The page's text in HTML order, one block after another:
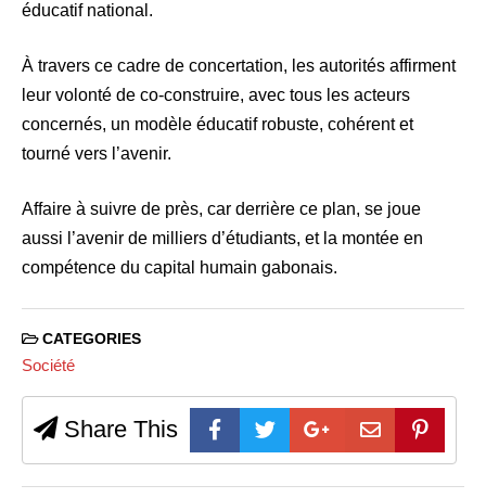
éducatif national.
À travers ce cadre de concertation, les autorités affirment
leur volonté de co-construire, avec tous les acteurs
concernés, un modèle éducatif robuste, cohérent et
tourné vers l’avenir.
Affaire à suivre de près, car derrière ce plan, se joue
aussi l’avenir de milliers d’étudiants, et la montée en
compétence du capital humain gabonais.
CATEGORIES
Société
Share This